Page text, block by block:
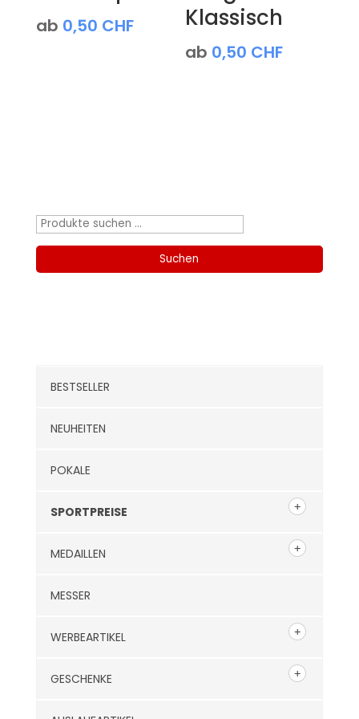
ab 0,50 CHF
Klassisch
ab 0,50 CHF
Suchen
Suchen
BESTSELLER
NEUHEITEN
POKALE
SPORTPREISE
MEDAILLEN
MESSER
WERBEARTIKEL
GESCHENKE